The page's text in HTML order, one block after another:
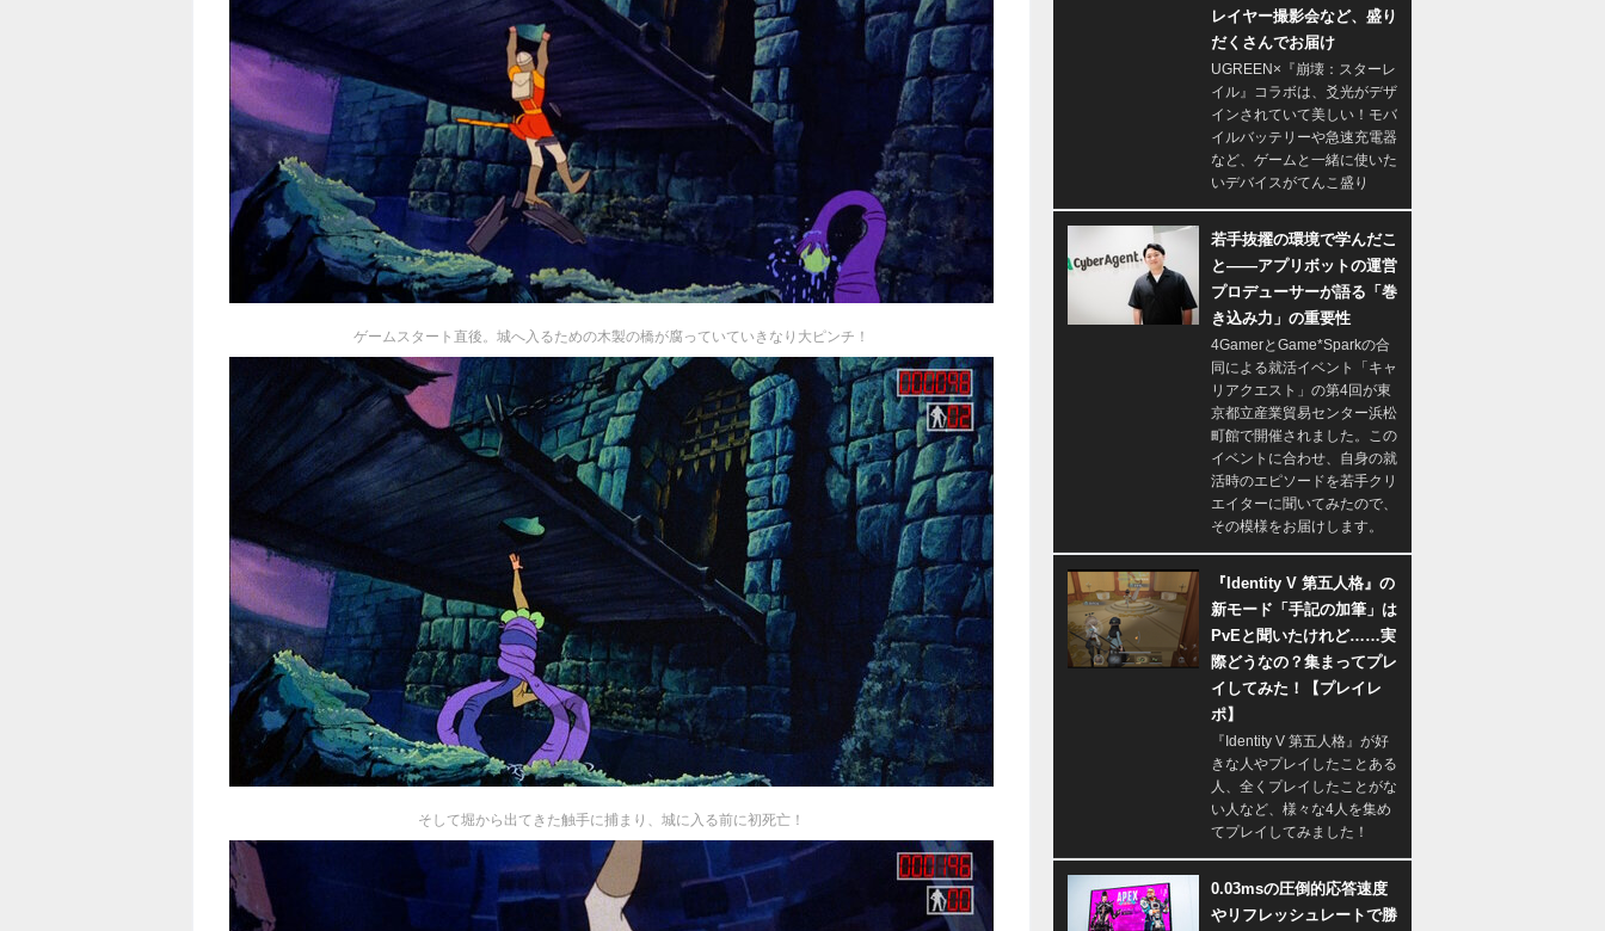
ゲームスタート直後。城へ入るための木製の橋が腐っていていきなり大ピンチ！
そして堀から出てきた触手に捕まり、城に入る前に初死亡！
レイヤー撮影会など、盛り
だくさんでお届け
UGREEN×『崩壊：スターレ
イル』コラボは、爻光がデザ
インされていて美しい！モバ
イルバッテリーや急速充電器
など、ゲームと一緒に使いた
いデバイスがてんこ盛り
若手抜擢の環境で学んだこ
と――アプリボットの運営
プロデューサーが語る「巻
き込み力」の重要性
4GamerとGame*Sparkの合
同による就活イベント「キャ
リアクエスト」の第4回が東
京都立産業貿易センター浜松
町館で開催されました。この
イベントに合わせ、自身の就
活時のエピソードを若手クリ
エイターに聞いてみたので、
その模様をお届けします。
『Identity V 第五人格』の
新モード「手記の加筆」は
PvEと聞いたけれど……実
際どうなの？集まってプレ
イしてみた！【プレイレ
ポ】
『Identity V 第五人格』が好
きな人やプレイしたことある
人、全くプレイしたことがな
い人など、様々な4人を集め
てプレイしてみました！
0.03msの圧倒的応答速度
やリフレッシュレートで勝